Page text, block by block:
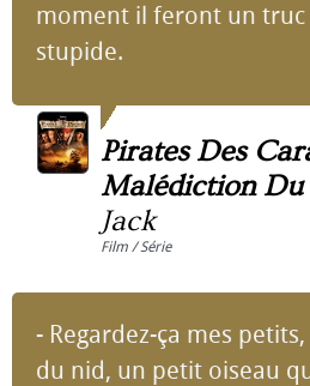
moment il feront un
stupide.
Pirates Des
Malédiction Du
Jack
Film / Série
- Regardez-ça mes
du nid, un petit oiseau